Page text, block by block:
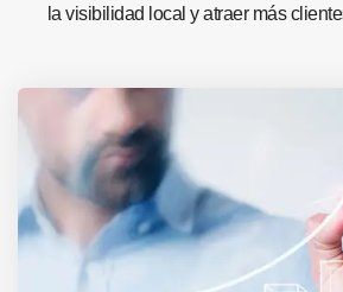
la visibilidad local y atraer más